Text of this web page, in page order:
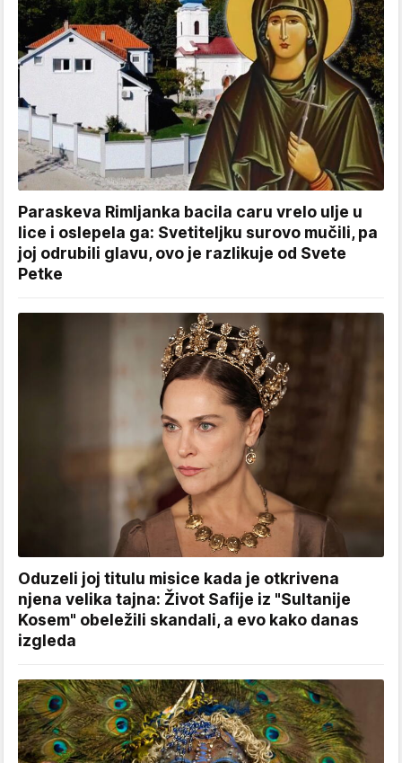
Paraskeva Rimljanka bacila caru vrelo ulje u
lice i oslepela ga: Svetiteljku surovo mučili, pa
joj odrubili glavu, ovo je razlikuje od Svete
Petke
Oduzeli joj titulu misice kada je otkrivena
njena velika tajna: Život Safije iz "Sultanije
Kosem" obeležili skandali, a evo kako danas
izgleda